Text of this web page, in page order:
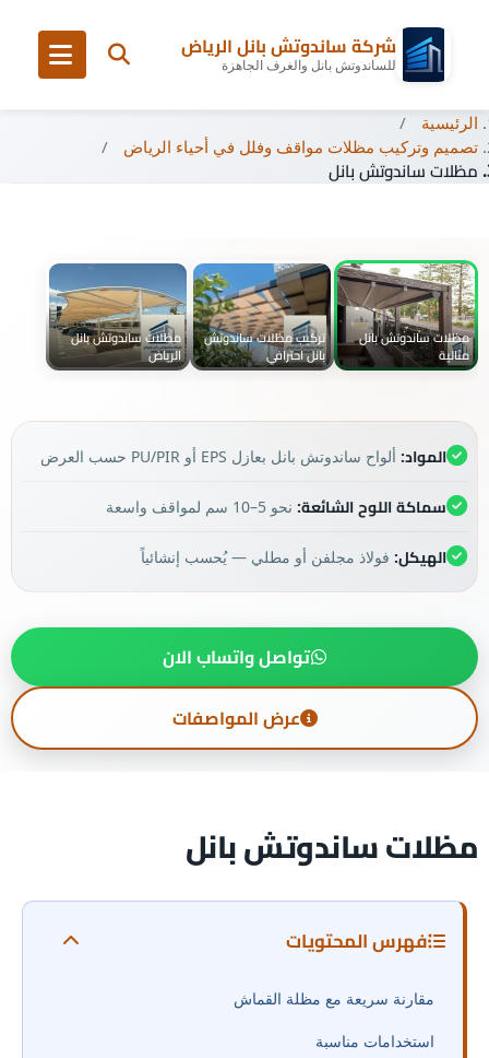
شركة ساندوتش بانل الرياض
للساندوتش بانل والغرف الجاهزة
الرئيسية
تصميم وتركيب مظلات مواقف وفلل في أحياء الرياض
مظلات ساندوتش بانل
مظلات ساندوتش بانل
مثالية
تركيب مظلات ساندوتش
بانل احترافي
مظلات ساندوتش بانل
الرياض
المواد: ألواح ساندوتش بانل بعازل EPS أو PU/PIR حسب العرض
سماكة اللوح الشائعة: نحو 5–10 سم لمواقف واسعة
الهيكل: فولاذ مجلفن أو مطلي — يُحسب إنشائياً
تواصل واتساب الان
عرض المواصفات
مظلات ساندوتش بانل
فهرس المحتويات
مقارنة سريعة مع مظلة القماش
استخدامات مناسبة